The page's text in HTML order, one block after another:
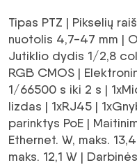
1722,87 €.
Tipas PTZ | Pikselių
nuotolis 4,7-47 mm |
Jutiklio dydis 1/2,8
RGB CMOS |
1/66500 s iki 2 s |
lizdas | 1xRJ45 |
parinktys PoE |
Ethernet. W, maks.
maks. 12,1 W |